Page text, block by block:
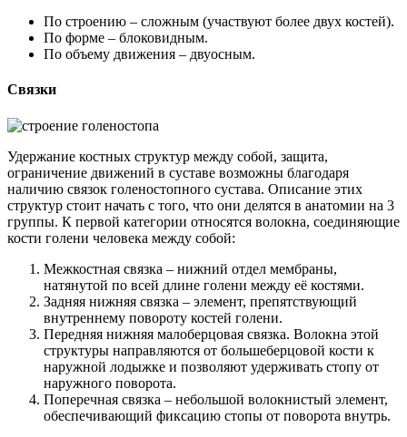
По строению – сложным (участвуют более двух костей).
По форме – блоковидным.
По объему движения – двуосным.
Связки
Удержание костных структур между собой, защита,
ограничение движений в суставе возможны благодаря
наличию связок голеностопного сустава. Описание этих
структур стоит начать с того, что они делятся в анатомии на 3
группы. К первой категории относятся волокна, соединяющие
кости голени человека между собой:
Межкостная связка – нижний отдел мембраны,
натянутой по всей длине голени между её костями.
Задняя нижняя связка – элемент, препятствующий
внутреннему повороту костей голени.
Передняя нижняя малоберцовая связка. Волокна этой
структуры направляются от большеберцовой кости к
наружной лодыжке и позволяют удерживать стопу от
наружного поворота.
Поперечная связка – небольшой волокнистый элемент,
обеспечивающий фиксацию стопы от поворота внутрь.